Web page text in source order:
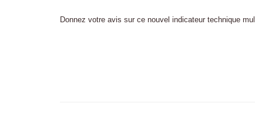
Donnez votre avis sur ce nouvel indicateur technique